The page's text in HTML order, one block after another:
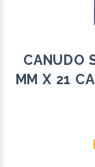
CANUDO
MM X 21